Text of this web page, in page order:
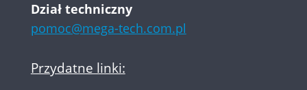
Dział techniczny
pomoc@mega-tech.com.pl
Przydatne linki: